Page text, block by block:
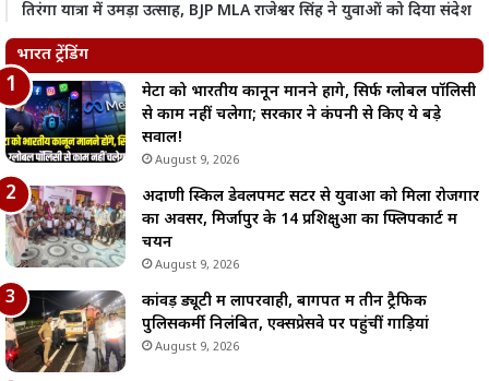
तिरंगा यात्रा में उमड़ा उत्साह, BJP MLA राजेश्वर सिंह ने युवाओं को दिया संदेश
भारत ट्रेंडिंग
मेटा को भारतीय कानून मानने होंगे, सिर्फ ग्लोबल पॉलिसी
से काम नहीं चलेगा; सरकार ने कंपनी से किए ये बड़े
सवाल!
August 9, 2026
अदाणी स्किल डेवलपमेंट सेंटर से युवाओं को मिला रोजगार
का अवसर, मिर्जापुर के 14 प्रशिक्षुओं का फ्लिपकार्ट में
चयन
August 9, 2026
कांवड़ ड्यूटी में लापरवाही, बागपत में तीन ट्रैफिक
पुलिसकर्मी निलंबित, एक्सप्रेसवे पर पहुंचीं गाड़ियां
August 9, 2026